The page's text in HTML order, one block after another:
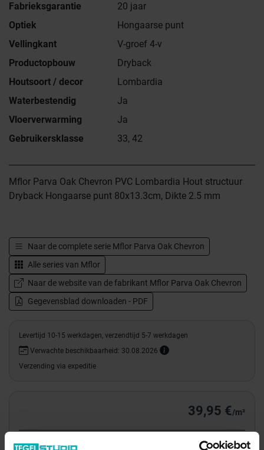
Fabrieksgarantie
20 jaar
Optiek
Hongaarse punt
Vellingkant
V-groef 4-v
Productopbouw
Dryback
Houtsoort / decor
Lombardia
Waterbestendig
Ja
Vloerverwarming
Ja
Gebruikersklasse
33, 42
Mflor Parva Oak Chevron PVC Lombardia Hout structuur
Dryback Hongaarse punt 80x13.3cm, Dikte 2.5 mm
Naar de complete serie Mflor Parva Oak Chevron
Alle series van Mflor
Naar de website van de fabrikant Mflor Parva Oak Chevron
Gegevensblad downloaden - PDF
Levertijd 10-15 werkdagen, verzendtijd 5-7 werkdagen
Verwachte beschikbaarheid: 30.08.2026
Verzending via expeditie
39,95 €/m²
Totale prijs / geleverde hoeveelheid